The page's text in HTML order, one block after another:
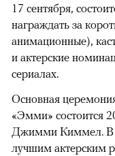
17 сентября,
награждать за
анимационные),
и актерские
сериалах.
Основная
«Эмми» состоится
Джимми Киммел. В
лучшим актерским